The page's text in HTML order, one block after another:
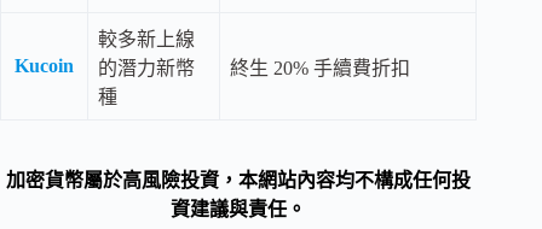
Kucoin
較多新上線
的潛力新幣
種
終生 20% 手續費折扣
加密貨幣屬於高風險投資，本網站內容均不構成任何投
資建議與責任。